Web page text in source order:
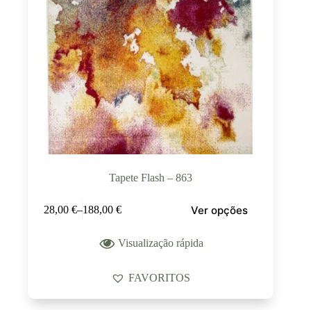
Tapete Flash – 863
28,00 €–188,00 € Ver opções
Visualização rápida
FAVORITOS